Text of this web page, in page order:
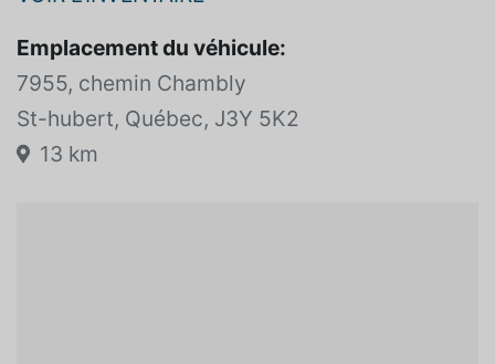
VOIR L'INVENTAIRE
Emplacement du véhicule:
7955, chemin Chambly